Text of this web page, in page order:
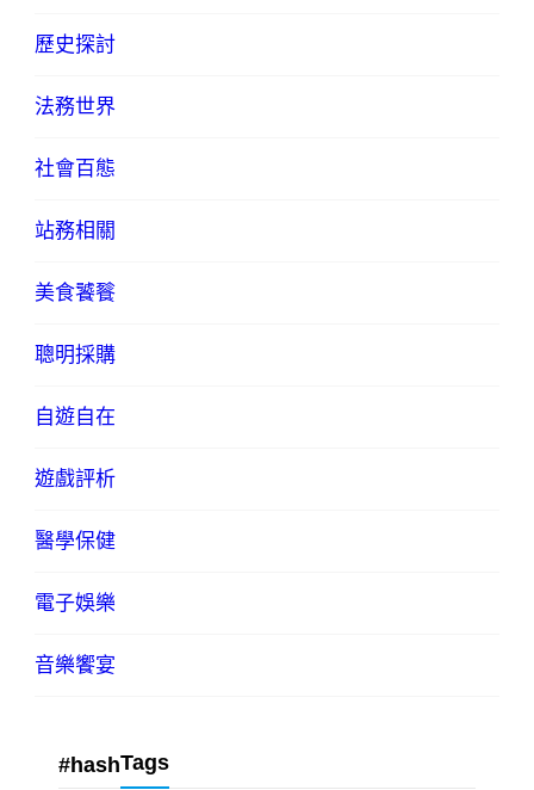
歷史探討
法務世界
社會百態
站務相關
美食饕餮
聰明採購
自遊自在
遊戲評析
醫學保健
電子娛樂
音樂饗宴
#hashTags